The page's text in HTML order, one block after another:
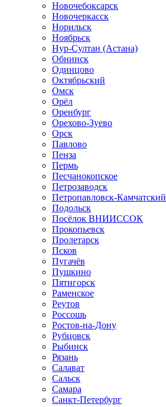
Новочебоксарск
Новочеркасск
Норильск
Ноябрьск
Нур-Султан (Астана)
Обнинск
Одинцово
Октябрьский
Омск
Орёл
Оренбург
Орехово-Зуево
Орск
Павлово
Пенза
Пермь
Песчанокопское
Петрозаводск
Петропавловск-Камчатский
Подольск
Посёлок ВНИИССОК
Прокопьевск
Пролетарск
Псков
Пугачёв
Пушкино
Пятигорск
Раменское
Реутов
Россошь
Ростов-на-Дону
Рубцовск
Рыбинск
Рязань
Салават
Сальск
Самара
Санкт-Петербург